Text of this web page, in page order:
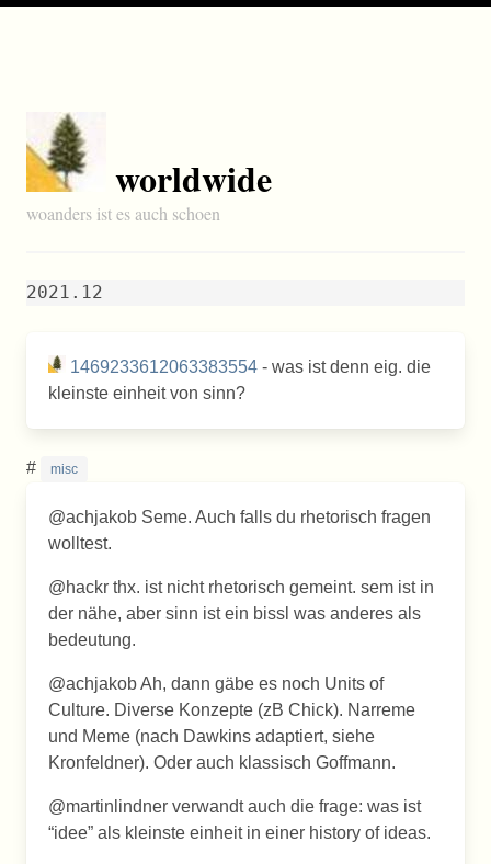
worldwide
woanders ist es auch schoen
2021.12
1469233612063383554 - was ist denn eig. die
kleinste einheit von sinn?
# misc
@achjakob Seme. Auch falls du rhetorisch fragen
wolltest.
@hackr thx. ist nicht rhetorisch gemeint. sem ist in
der nähe, aber sinn ist ein bissl was anderes als
bedeutung.
@achjakob Ah, dann gäbe es noch Units of
Culture. Diverse Konzepte (zB Chick). Narreme
und Meme (nach Dawkins adaptiert, siehe
Kronfeldner). Oder auch klassisch Goffmann.
@martinlindner verwandt auch die frage: was ist
“idee” als kleinste einheit in einer history of ideas.